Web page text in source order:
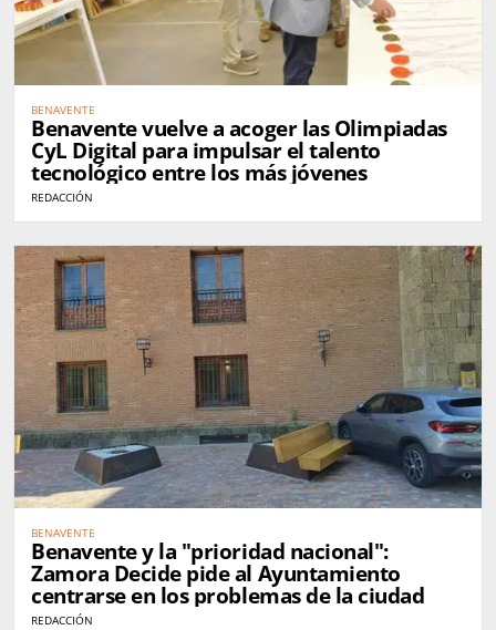
BENAVENTE
Benavente vuelve a acoger las Olimpiadas
CyL Digital para impulsar el talento
tecnológico entre los más jóvenes
REDACCIÓN
BENAVENTE
Benavente y la "prioridad nacional":
Zamora Decide pide al Ayuntamiento
centrarse en los problemas de la ciudad
REDACCIÓN